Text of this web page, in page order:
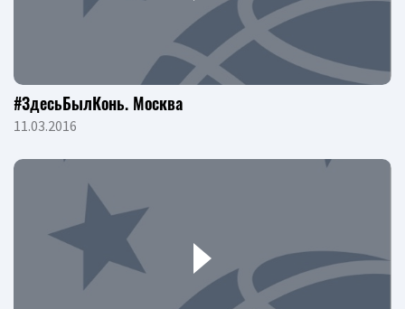
#ЗдесьБылКонь. Москва
11.03.2016